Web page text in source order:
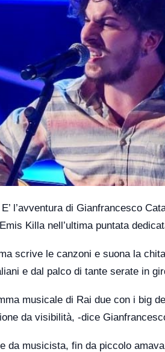
l’avventura di Gianfrancesco
Killa nell’ultima puntata
scrive le canzoni e suona la
e dal palco di tante serate in
musicale di Rai due con i big
da visibilità, -dice
da musicista, fin da piccolo